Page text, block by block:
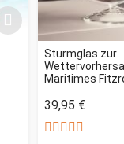
Sturmglas zur
Maritimes
39,95 €